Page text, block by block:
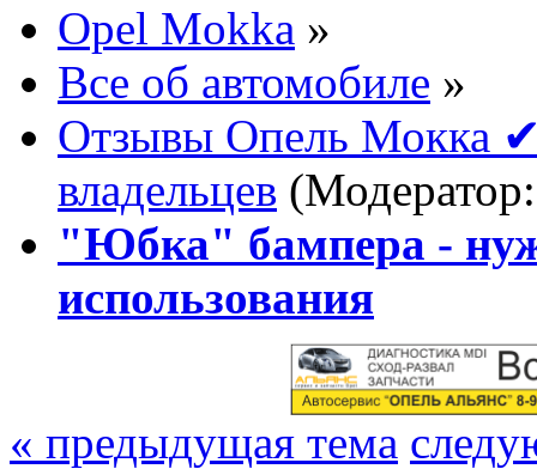
Opel Mokka »
Все об автомобиле »
Отзывы Опель Мокка
владельцев
"Юбка" бампера -
использования
« предыдущая тема